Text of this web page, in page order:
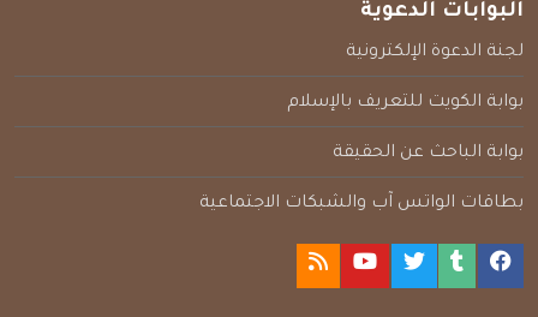
البوابات الدعوية
لجنة الدعوة الإلكترونية
بوابة الكويت للتعريف بالإسلام
بوابة الباحث عن الحقيقة
بطاقات الواتس آب والشبكات الاجتماعية